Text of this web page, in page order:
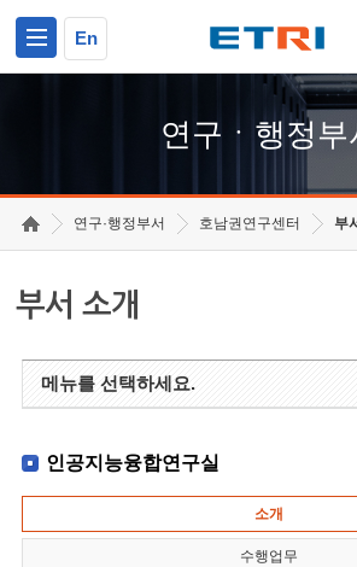
En
연구ㆍ행정부
연구·행정부서 호남권연구센터 부
부서 소개
메뉴를 선택하세요.
인공지능융합연구실
소개
수행업무